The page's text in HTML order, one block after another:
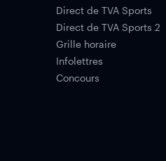
Direct de TVA Sports
Direct de TVA Sports 2
Grille horaire
Infolettres
Concours